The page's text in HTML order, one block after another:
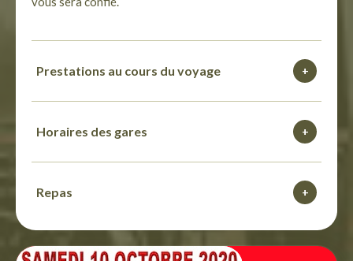
Prestations au cours du voyage +
Horaires des gares +
Repas +